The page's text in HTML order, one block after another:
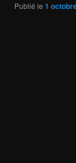
Publié le 1